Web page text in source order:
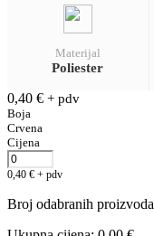
Materijal
Poliester
0,40 € + pdv
Boja
Crvena
Cijena
0,40 € + pdv
Broj odabranih proizvoda